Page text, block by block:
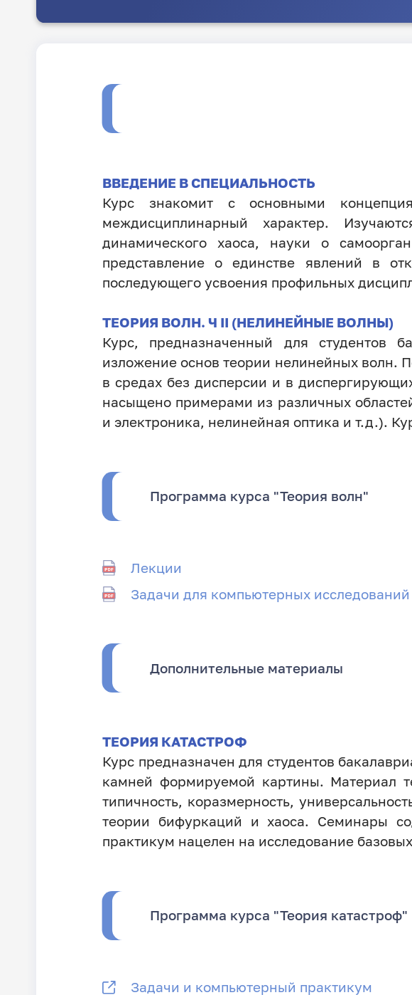
ВВЕДЕНИЕ В СПЕЦИАЛЬНОСТЬ
Курс знакомит с основными
междисциплинарный характер.
динамического хаоса, науки о
представление о единстве явлений в
последующего усвоения профильных
ТЕОРИЯ ВОЛН. Ч II (НЕЛИНЕЙНЫЕ ВОЛНЫ)
Курс, предназначенный для студентов
изложение основ теории нелинейных волн.
в средах без дисперсии и в
насыщено примерами из различных
и электроника, нелинейная оптика и т.д.).
Программа курса "Теория волн"
Лекции
Задачи для компьютерных исследований
Дополнительные материалы
ТЕОРИЯ КАТАСТРОФ
Курс предназначен для студентов
камней формируемой картины. Материал
типичность, коразмерность,
теории бифуркаций и хаоса. Семинары
практикум нацелен на исследование
Программа курса "Теория катастроф"
Задачи и компьютерный практикум